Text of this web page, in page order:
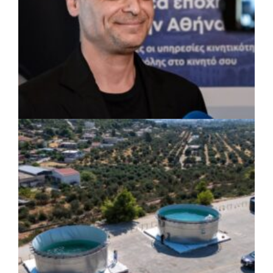
ΡΕΠΟΡΤΑΖ | 07/08/2026 · 17:27
Ο Δούκας για έργα, καθαριότητα και τη
μάχη των επόμενων εκλογών: «Η καλύτερη
μου να κατέβει ο Μπακογιάννης»